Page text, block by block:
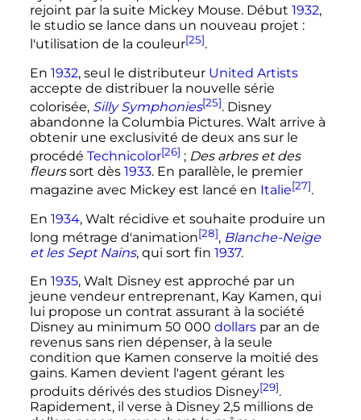
rejoint par la suite Mickey Mouse. Début 1932,
le studio se lance dans un nouveau projet :
l'utilisation de la couleur[25].
En 1932, seul le distributeur United Artists
accepte de distribuer la nouvelle série
colorisée, Silly Symphonies[25]. Disney
abandonne la Columbia Pictures. Walt arrive à
obtenir une exclusivité de deux ans sur le
procédé Technicolor[26] ; Des arbres et des
fleurssort dès 1933. En parallèle, le premier
magazine avec Mickey est lancé en Italie[27].
En 1934, Walt récidive et souhaite produire un
long métrage d'animation[28], Blanche-Neige
et les Sept Nains, qui sort fin 1937.
En 1935, Walt Disney est approché par un
jeune vendeur entreprenant, Kay Kamen, qui
lui propose un contrat assurant à la société
Disney au minimum 50 000 dollarspar an de
revenus sans rien dépenser, à la seule
condition que Kamen conserve la moitié des
gains. Kamen devient l'agent gérant les
produits dérivés des studios Disney[29].
Rapidement, il verse à Disney 2,5 millions de